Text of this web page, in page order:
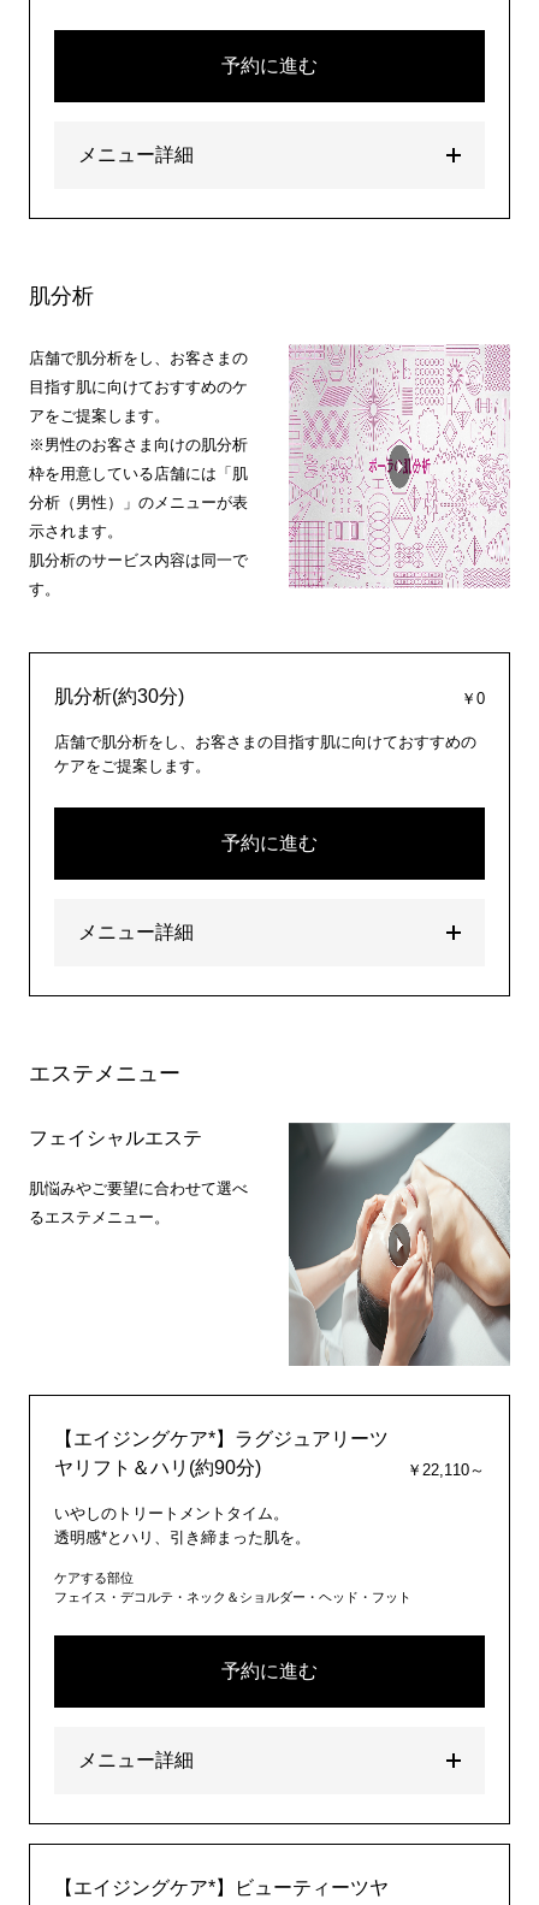
予約に進む
メニュー詳細
肌分析
店舗で肌分析をし、お客さまの
目指す肌に向けておすすめのケ
アをご提案します。
※男性のお客さま向けの肌分析
枠を用意している店舗には「肌
分析（男性）」のメニューが表
示されます。
肌分析のサービス内容は同一で
す。
肌分析(約30分) ￥0
店舗で肌分析をし、お客さまの目指す肌に向けておすすめの
ケアをご提案します。
予約に進む
メニュー詳細
エステメニュー
フェイシャルエステ
肌悩みやご要望に合わせて選べ
るエステメニュー。
【エイジングケア*】ラグジュアリーツ
ヤリフト＆ハリ(約90分)
￥22,110～
いやしのトリートメントタイム。
透明感*とハリ、引き締まった肌を。
ケアする部位
フェイス・デコルテ・ネック＆ショルダー・ヘッド・フット
予約に進む
メニュー詳細
【エイジングケア*】ビューティーツヤ